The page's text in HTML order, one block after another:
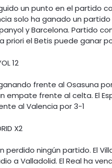
un punto en el partido
solo ha ganado un
y Barcelona. Partido
priori el Betis puede ganar
12
frente al Osasuna
empate frente al celta. El
al Valencia por 3-1
X2
perdido ningún partido. El
a Valladolid. El Real ha